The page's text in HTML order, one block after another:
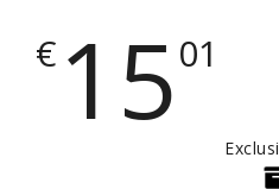
€ 1501